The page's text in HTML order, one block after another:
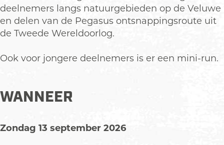
deelnemers langs natuurgebieden op de Veluwe
en delen van de Pegasus ontsnappingsroute uit
de Tweede Wereldoorlog.
Ook voor jongere deelnemers is er een mini-run.
WANNEER
Zondag 13 september 2026